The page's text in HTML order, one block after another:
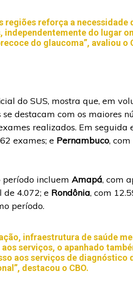
regiões reforça a necessidade
do lugar
do glaucoma”, avaliou o
do SUS, mostra que, em
destacam com os maiores
realizados. Em seguida
exames; e Pernambuco, com
período incluem Amapá, com
de 4.072; e Rondônia, com
período.
infraestrutura de saúde
serviços, o apanhado
aos serviços de diagnóstico
destacou o CBO.